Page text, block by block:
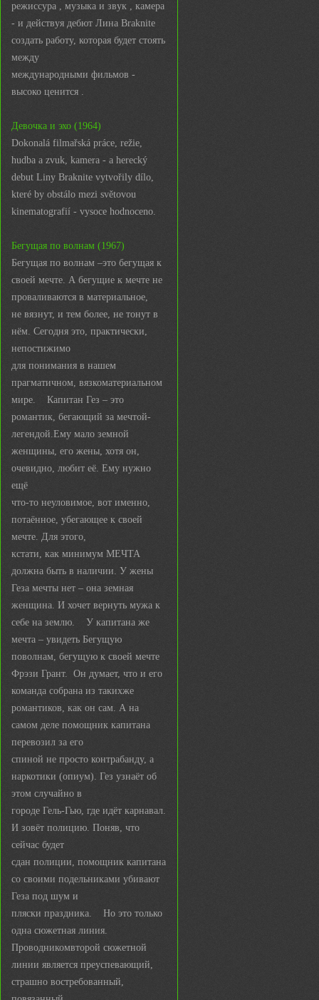
режиссура , музыка и звук , камера
- и действуя дебют Лина Braknite
создать работу, которая будет стоять
между
международными фильмов -
высоко ценится .
Девочка и эхо (1964)
Dokonalá filmařská práce, režie,
hudba a zvuk, kamera - a herecký
debut Liny Braknite vytvořily dílo,
které by obstálo mezi světovou
kinematografií - vysoce hodnoceno.
Бегущая по волнам (1967)
Бегущая по волнам –это бегущая к
своей мечте. А бегущие к мечте не
проваливаются в материальное,
не вязнут, и тем более, не тонут в
нём. Сегодня это, практически,
непостижимо
для понимания в нашем
прагматичном, вязкоматериальном
мире. Капитан Гез – это
романтик, бегающий за мечтой-
легендой.Ему мало земной
женщины, его жены, хотя он,
очевидно, любит её. Ему нужно
ещё
что-то неуловимое, вот именно,
потаённое, убегающее к своей
мечте. Для этого,
кстати, как минимум МЕЧТА
должна быть в наличии. У жены
Геза мечты нет – она земная
женщина. И хочет вернуть мужа к
себе на землю. У капитана же
мечта – увидеть Бегущую
поволнам, бегущую к своей мечте
Фрэзи Грант. Он думает, что и его
команда собрана из такихже
романтиков, как он сам. А на
самом деле помощник капитана
перевозил за его
спиной не просто контрабанду, а
наркотики (опиум). Гез узнаёт об
этом случайно в
городе Гель-Гью, где идёт карнавал.
И зовёт полицию. Поняв, что
сейчас будет
сдан полиции, помощник капитана
со своими подельниками убивают
Геза под шум и
пляски праздника. Но это только
одна сюжетная линия.
Проводникомвторой сюжетной
линии является преуспевающий,
страшно востребованный,